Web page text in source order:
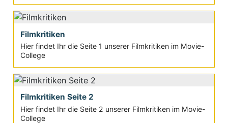
Filmkritiken
Hier findet Ihr die Seite 1 unserer Filmkritiken im Movie-
College
Filmkritiken Seite 2
Hier findet Ihr die Seite 2 unserer Filmkritiken im Movie-
College